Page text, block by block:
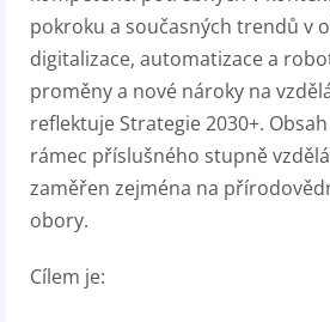
pokroku a současných trendů v
digitalizace, automatizace a
proměny a nové nároky na
reflektuje Strategie 2030+.
rámec příslušného stupně
zaměřen zejména na
obory.
Cílem je: